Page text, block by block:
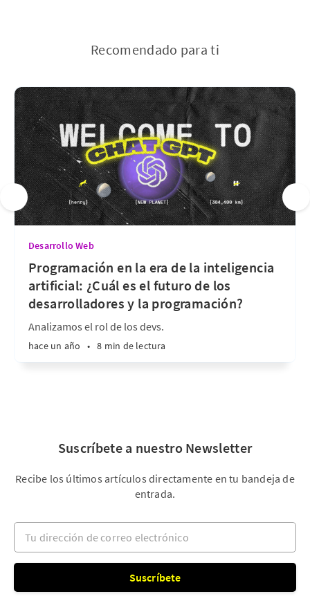
Recomendado para ti
Desarrollo Web
Programación en la era de la inteligencia
artificial: ¿Cuál es el futuro de los
desarrolladores y la programación?
Analizamos el rol de los devs.
hace un año • 8 min de lectura
Suscríbete a nuestro Newsletter
Recibe los últimos artículos directamente en tu bandeja de
entrada.
Tu dirección de correo electrónico
Suscríbete